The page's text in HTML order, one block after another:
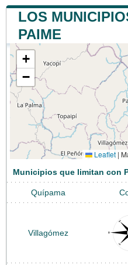
LOS
PAIME
+
−
Leaflet |
Municipios que limitan con
Quípama
Villagómez